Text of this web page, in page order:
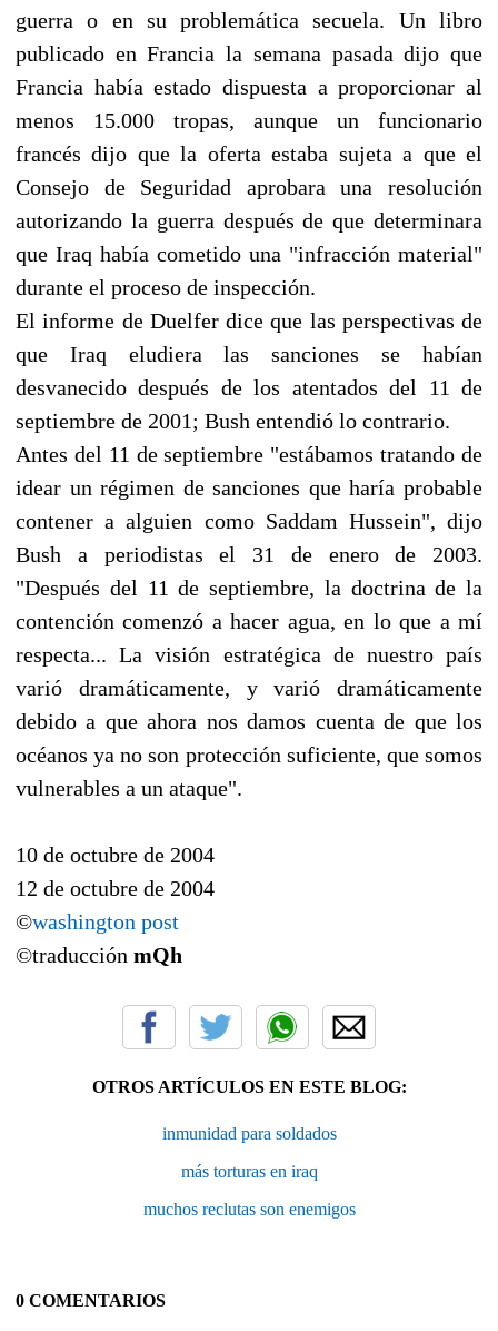
guerra o en su problemática secuela. Un libro
publicado en Francia la semana pasada dijo que
Francia había estado dispuesta a proporcionar al
menos 15.000 tropas, aunque un funcionario
francés dijo que la oferta estaba sujeta a que el
Consejo de Seguridad aprobara una resolución
autorizando la guerra después de que determinara
que Iraq había cometido una "infracción material"
durante el proceso de inspección.
El informe de Duelfer dice que las perspectivas de
que Iraq eludiera las sanciones se habían
desvanecido después de los atentados del 11 de
septiembre de 2001; Bush entendió lo contrario.
Antes del 11 de septiembre "estábamos tratando de
idear un régimen de sanciones que haría probable
contener a alguien como Saddam Hussein", dijo
Bush a periodistas el 31 de enero de 2003.
"Después del 11 de septiembre, la doctrina de la
contención comenzó a hacer agua, en lo que a mí
respecta... La visión estratégica de nuestro país
varió dramáticamente, y varió dramáticamente
debido a que ahora nos damos cuenta de que los
océanos ya no son protección suficiente, que somos
vulnerables a un ataque".
10 de octubre de 2004
12 de octubre de 2004
©washington post
©traducción mQh
OTROS ARTÍCULOS EN ESTE BLOG:
inmunidad para soldados
más torturas en iraq
muchos reclutas son enemigos
0 COMENTARIOS